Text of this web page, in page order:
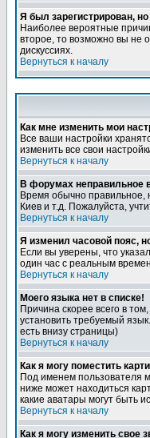
Я был зарегистрирован,
Наиболее вероятные
второе, то возможно вы не
дискуссиях.
Вернуться к началу
Как мне изменить мои
Все ваши настройки
изменить все свои
Вернуться к началу
В форумах неправильное
Время обычно правильное,
Киев и т.д. Пожалуйста,
Вернуться к началу
Я изменил часовой пояс,
Если вы уверены, что
один час с реальным
Вернуться к началу
Моего языка нет в списке!
Причина скорее всего в
установить требуемый
есть внизу страницы)
Вернуться к началу
Как я могу поместить
Под именем пользователя
ниже может находиться
какие аватары могут быть
Вернуться к началу
Как я могу изменить свое